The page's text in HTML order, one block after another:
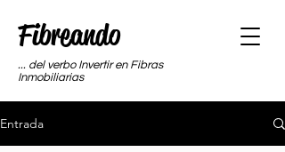
Fibreando
... del verbo Invertir en Fibras
Inmobiliarias
Entrada